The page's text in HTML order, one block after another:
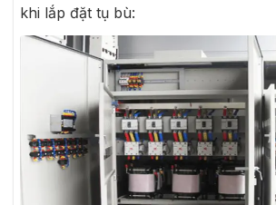
khi lắp đặt tụ bù: